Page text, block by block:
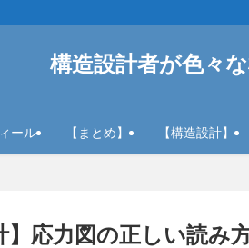
構造設計者が色々
ール 【まとめ】 【構造設計】
】応力図の正しい読み